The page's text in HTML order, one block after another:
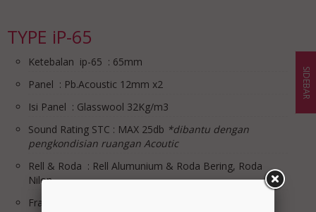
TYPE iP-65
Ketebalan ip-65 : 65mm
Panel : Pb.Acoustic 12mm x2
Isi Panel : Glasswool 32Kg/m3
Sound Rating STC : MAX 25db *dibantu dengan
pengkondisian ruangan Acoutic
Rell & Roda : Rell Alumunium & Roda Bering, Roda
Nilon
Frame list sisi Panel : Alumunium Natural Anodized
SIDEBAR